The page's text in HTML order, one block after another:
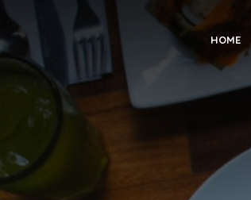
HOME